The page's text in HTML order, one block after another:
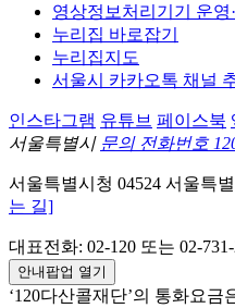
영상정보처리기기 운영
누리집 바로잡기
누리집지도
서울시 카카오톡 채널
인스타그램 유튜브 페이스북
서울특별시 문의 전화번호
서울특별시청 04524 서울특
는 길]
대표전화: 02-120 또는 02-
안내팝업 열기
‘120다산콜재단’의 통화요